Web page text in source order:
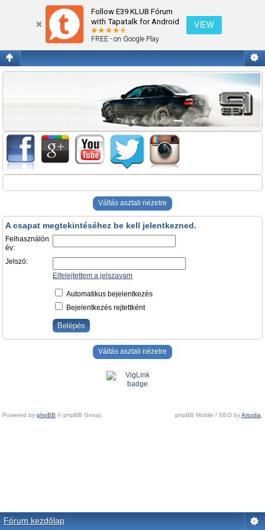
Follow E39 KLUB Fórum
with Tapatalk for Android
FREE - on Google Play
VIEW
Belépés
Váltás asztali nézetre
A csapat megtekintéséhez be kell jelentkezned.
Felhasználón
év:
Jelszó:
Elfelejtettem a jelszavam
Automatikus bejelentkezés
Bejelentkezés rejtettként
Váltás asztali nézetre
Powered by phpBB © phpBB Group. phpBB Mobile / SEO byArtodia.
Fórum kezdőlap